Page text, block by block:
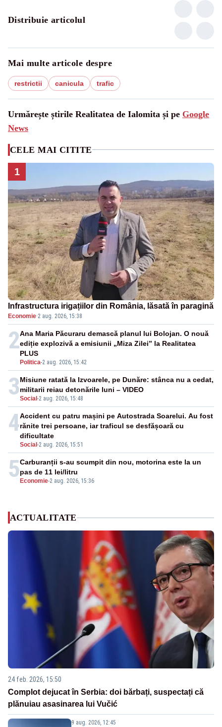
Distribuie articolul
Mai multe articole despre
restrictii canicula trafic
Urmărește știrile Realitatea de Ialomita și pe Google
News
CELE MAI CITITE
1
Infrastructura irigațiilor din România, lăsată în paragină
Economie·2 aug. 2026, 15:38
2
Politica-2 aug. 2026, 15:42
Ana Maria Păcuraru demască planul lui Bolojan. O nouă
ediție explozivă a emisiunii „Miza Zilei” la Realitatea
PLUS
3Social -2 aug. 2026, 15:48
Misiune ratată la Izvoarele, pe Dunăre: stânca nu a cedat,
militarii reiau detonările luni – VIDEO
4
Social -2 aug. 2026, 15:51
Accident cu patru mașini pe Autostrada Soarelui. Au fost
rănite trei persoane, iar traficul se desfășoară cu
dificultate
5 Economie-2 aug. 2026, 15:36
Carburanții s-au scumpit din nou, motorina este la un
pas de 11 lei/litru
ACTUALITATE
24 feb. 2026, 15:50
Complot dejucat în Serbia: doi bărbați, suspectați că
plănuiau asasinarea lui Vučić
9 aug. 2026, 12:45